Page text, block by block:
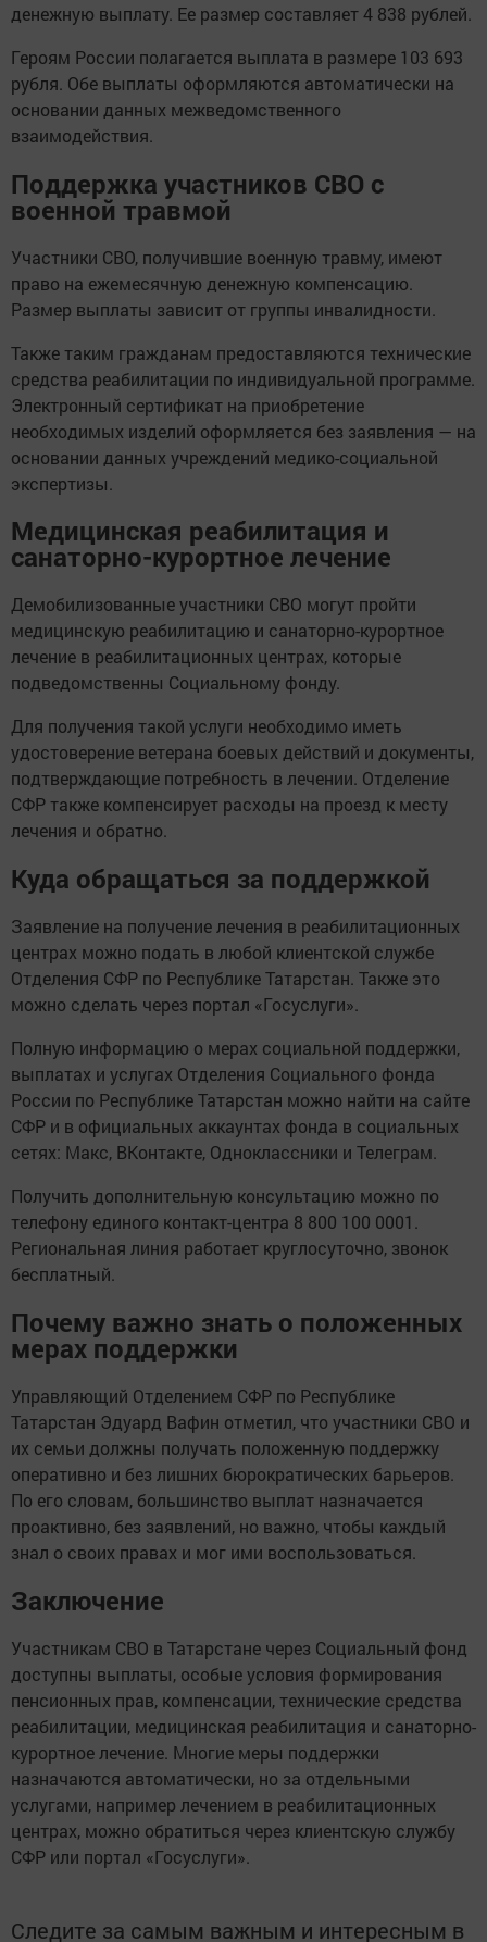
денежную выплату. Ее размер составляет 4 838 рублей.
Героям России полагается выплата в размере 103 693
рубля. Обе выплаты оформляются автоматически на
основании данных межведомственного
взаимодействия.
Поддержка участников СВО с
военной травмой
Участники СВО, получившие военную травму, имеют
право на ежемесячную денежную компенсацию.
Размер выплаты зависит от группы инвалидности.
Также таким гражданам предоставляются технические
средства реабилитации по индивидуальной программе.
Электронный сертификат на приобретение
необходимых изделий оформляется без заявления — на
основании данных учреждений медико-социальной
экспертизы.
Медицинская реабилитация и
санаторно-курортное лечение
Демобилизованные участники СВО могут пройти
медицинскую реабилитацию и санаторно-курортное
лечение в реабилитационных центрах, которые
подведомственны Социальному фонду.
Для получения такой услуги необходимо иметь
удостоверение ветерана боевых действий и документы,
подтверждающие потребность в лечении. Отделение
СФР также компенсирует расходы на проезд к месту
лечения и обратно.
Куда обращаться за поддержкой
Заявление на получение лечения в реабилитационных
центрах можно подать в любой клиентской службе
Отделения СФР по Республике Татарстан. Также это
можно сделать через портал «Госуслуги».
Полную информацию о мерах социальной поддержки,
выплатах и услугах Отделения Социального фонда
России по Республике Татарстан можно найти на сайте
СФР и в официальных аккаунтах фонда в социальных
сетях: Макс, ВКонтакте, Одноклассники и Телеграм.
Получить дополнительную консультацию можно по
телефону единого контакт-центра 8 800 100 0001.
Региональная линия работает круглосуточно, звонок
бесплатный.
Почему важно знать о положенных
мерах поддержки
Управляющий Отделением СФР по Республике
Татарстан Эдуард Вафин отметил, что участники СВО и
их семьи должны получать положенную поддержку
оперативно и без лишних бюрократических барьеров.
По его словам, большинство выплат назначается
проактивно, без заявлений, но важно, чтобы каждый
знал о своих правах и мог ими воспользоваться.
Заключение
Участникам СВО в Татарстане через Социальный фонд
доступны выплаты, особые условия формирования
пенсионных прав, компенсации, технические средства
реабилитации, медицинская реабилитация и санаторно-
курортное лечение. Многие меры поддержки
назначаются автоматически, но за отдельными
услугами, например лечением в реабилитационных
центрах, можно обратиться через клиентскую службу
СФР или портал «Госуслуги».
Следите за самым важным и интересным в